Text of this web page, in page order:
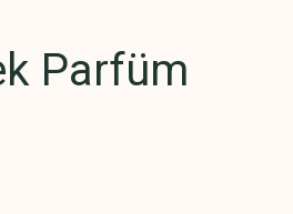
Parfüm